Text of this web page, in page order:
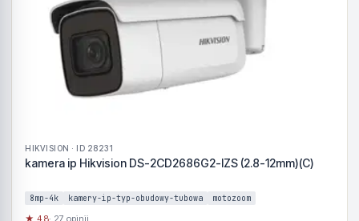
HIKVISION · ID 28231
kamera ip Hikvision DS-2CD2686G2-IZS (2.8-12mm)(C)
8mp-4k kamery-ip-typ-obudowy-tubowa motozoom
★ 4.8· 27 opinii